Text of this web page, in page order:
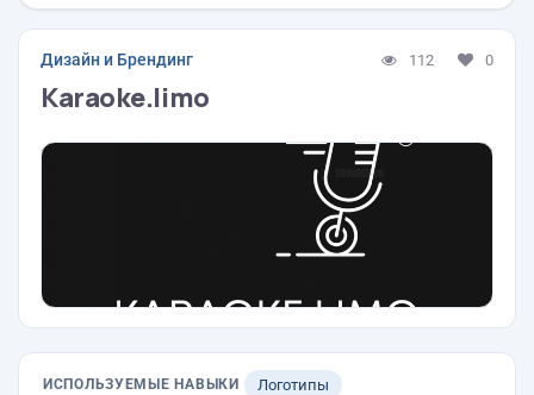
Дизайн и Брендинг 112 0
Karaoke.limo
ИСПОЛЬЗУЕМЫЕ НАВЫКИ Логотипы